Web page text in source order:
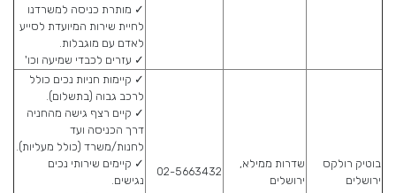
✓ מותרת כניסה למשרדנו
לחיית שירות המיועדת לסייע
לאדם עם מוגבלות.
✓ עזרים לכבדי שמיעה וכו'
בוטיק רולקס
ירושלים
שדרות ממילא,
ירושלים
02-5663432
✓ קיימות חניות נכים כולל
לרכב גבוה (בתשלום).
✓ קיים רצף גישה מהחניה
דרך הכניסה ועד
לחנות/משרד (כולל מעליות).
✓ קיימים שירותי נכים
נגישים.